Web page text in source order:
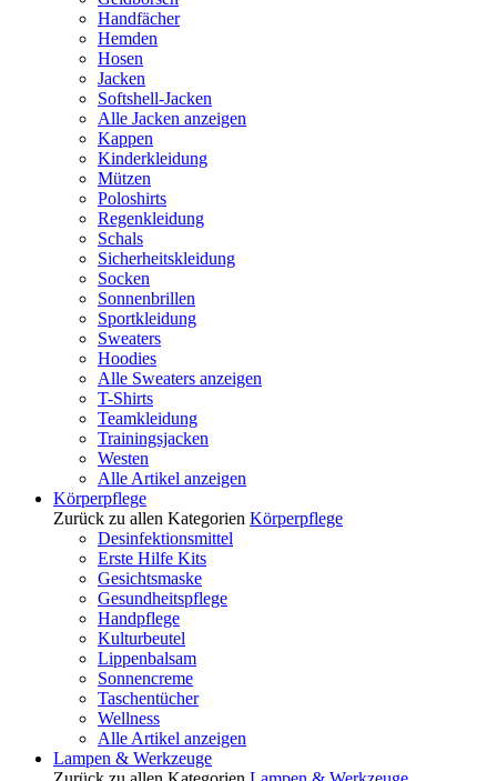
Handfächer
Hemden
Hosen
Jacken
Softshell-Jacken
Alle Jacken anzeigen
Kappen
Kinderkleidung
Mützen
Poloshirts
Regenkleidung
Schals
Sicherheitskleidung
Socken
Sonnenbrillen
Sportkleidung
Sweaters
Hoodies
Alle Sweaters anzeigen
T-Shirts
Teamkleidung
Trainingsjacken
Westen
Alle Artikel anzeigen
Körperpflege
Zurück zu allen Kategorien Körperpflege
Desinfektionsmittel
Erste Hilfe Kits
Gesichtsmaske
Gesundheitspflege
Handpflege
Kulturbeutel
Lippenbalsam
Sonnencreme
Taschentücher
Wellness
Alle Artikel anzeigen
Lampen & Werkzeuge